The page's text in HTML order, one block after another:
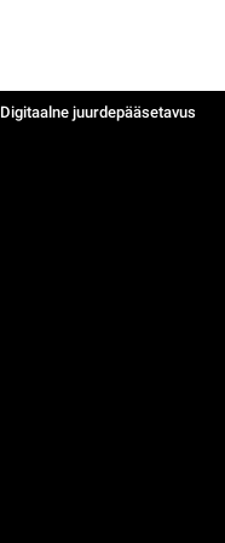
Digitaalne juurdepääsetavus